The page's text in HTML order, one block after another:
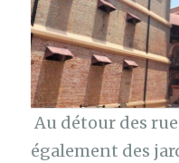
Au détour des
également des